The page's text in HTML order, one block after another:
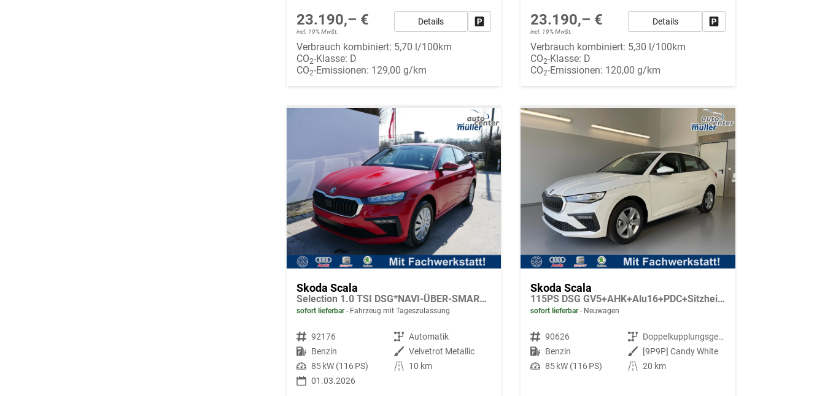
23.190,– €
incl. 19% MwSt.
Details Fahrzeug parken
Verbrauch kombiniert: 5,70 l/100km
CO2-Klasse: D
CO2-Emissionen: 129,00 g/km
23.190,– €
incl. 19% MwSt.
Details
Verbrauch kombiniert: 5,30 l/100km
CO2-Klasse: D
CO2-Emissionen: 120,00 g/km
Skoda Scala
Selection 1.0 TSI DSG*NAVI-ÜBER-SMARTLINK*PDC-HI*LED*TEMPOMAT*SHZ*DAB*KLIMA
sofort lieferbar Fahrzeug mit Tageszulassung
Fahrzeugnr. 92176 Getriebe Automatik
Kraftstoff Benzin Außenfarbe Velvetrot Metallic
Leistung 85 kW (116 PS) Kilometerstand
10 km
01.03.2026
Skoda Scala
115PS DSG GV5+AHK+Alu16+PDC+Sitzheizung+App-Connect
sofort lieferbar Neuwagen
Fahrzeugnr. 90626 Getriebe
Doppelkupplungsgetriebe (DSG)
Kraftstoff Benzin Außenfarbe
[9P9P] Candy White
Leistung 85 kW (116 PS) Kilometerstand 20 km